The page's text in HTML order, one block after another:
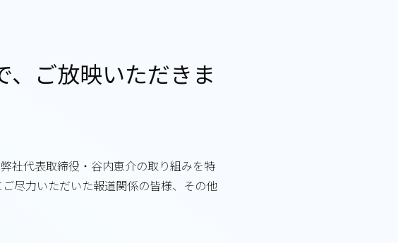
、ご放映いただきま
社代表取締役・谷内恵介の取り組みを特
尽力いただいた報道関係の皆様、その他